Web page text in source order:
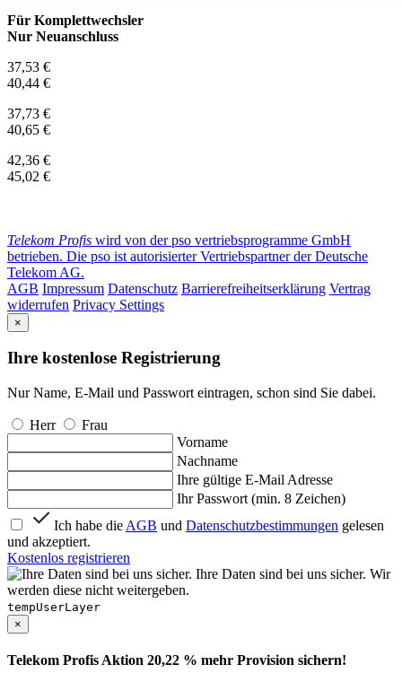
Für Komplettwechsler
Nur Neuanschluss
37,53 €
40,44 €
37,73 €
40,65 €
42,36 €
45,02 €
Telekom Profis wird von der pso vertriebsprogramme GmbH
betrieben. Die pso ist autorisierter Vertriebspartner der Deutsche
Telekom AG.
AGB Impressum Datenschutz Barrierefreiheitserklärung Vertrag
widerrufen Privacy Settings
×
Ihre kostenlose Registrierung
Nur Name, E-Mail und Passwort eintragen, schon sind Sie dabei.
Herr
Frau
Vorname
Nachname
Ihre gültige E-Mail Adresse
Ihr Passwort (min. 8 Zeichen)
Ich habe die AGB und Datenschutzbestimmungen gelesen
und akzeptiert.
Kostenlos registrieren
Ihre Daten sind bei uns sicher. Wir
werden diese nicht weitergeben.
tempUserLayer
×
Telekom Profis Aktion 20,22 % mehr Provision sichern!